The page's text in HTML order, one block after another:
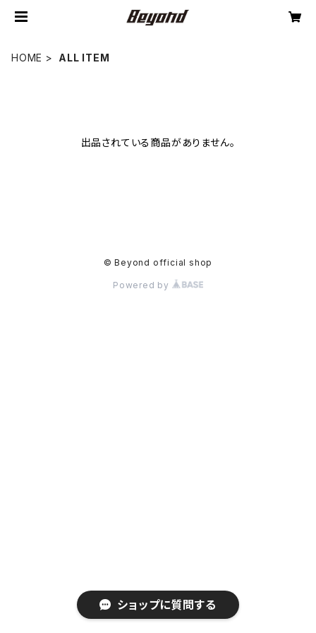
HOME ALL ITEM
出品されている商品がありません。
© Beyond official shop
Powered by
ショップに質問する